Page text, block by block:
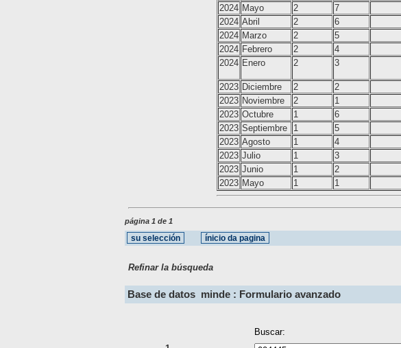
2024 Mayo 2 7
2024 Abril 2 6
2024 Marzo 2 5
2024 Febrero 2 4
2024 Enero 2 3
2023 Diciembre 2 2
2023 Noviembre 2 1
2023 Octubre 1 6
2023 Septiembre 1 5
2023 Agosto 1 4
2023 Julio 1 3
2023 Junio 1 2
2023 Mayo 1 1
página 1 de 1
Refinar la búsqueda
Base de datos minde : Formulario avanzado
Buscar: